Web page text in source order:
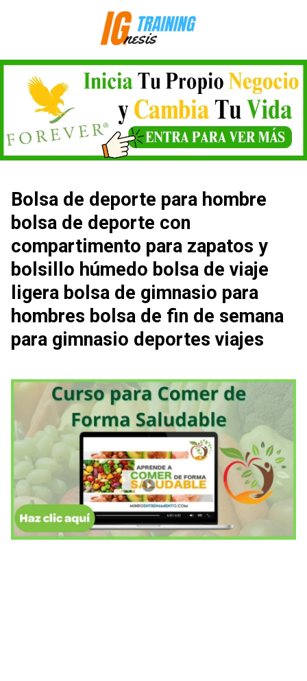
Bolsa de deporte para hombre
bolsa de deporte con
compartimento para zapatos y
bolsillo húmedo bolsa de viaje
ligera bolsa de gimnasio para
hombres bolsa de fin de semana
para gimnasio deportes viajes